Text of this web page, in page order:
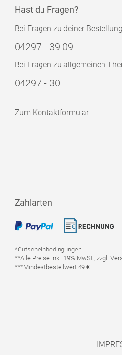
Hast du Fragen?
Bei Fragen zu deiner
04297 - 39 09
Bei Fragen zu allgemeinen
04297 - 30
Zum Kontaktformular
Zahlarten
*Gutscheinbedingungen
**Alle Preise inkl. 19% MwSt., zzgl.
***Mindestbestellwert 49 €